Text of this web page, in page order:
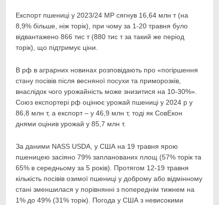
Експорт пшениці у 2023/24 МР сягнув 16,64 млн т (на
8,9% більше, ніж торік), при чому за 1-20 травня було
відвантажено 866 тис т (880 тис т за такий же період
торік), що підтримує ціни.
В рф в аграрних новинах розповідають про «погіршення
стану посівів після весняної посухи та приморозків,
внаслідок чого урожайність може знизитися на 10-30%».
Союз експортері рф оцінює урожай пшениці у 2024 р у
86,8 млн т, а експорт – у 46,9 млн т, тоді як СовЕкон
днями оцінив урожай у 85,7 млн т.
За даними NASS USDA, у США на 19 травня ярою
пшеницею засіяно 79% запланованих площ (57% торік та
65% в середньому за 5 років). Протягом 12-19 травня
кількість посівів озимої пшениці у доброму або відмінному
стані зменшилася у порівнянні з попереднім тижнем на
1% до 49% (31% торік). Погода у США з невисокими